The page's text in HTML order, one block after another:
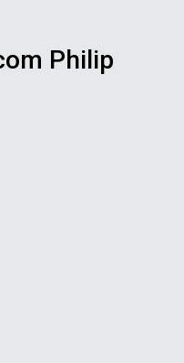
Philip